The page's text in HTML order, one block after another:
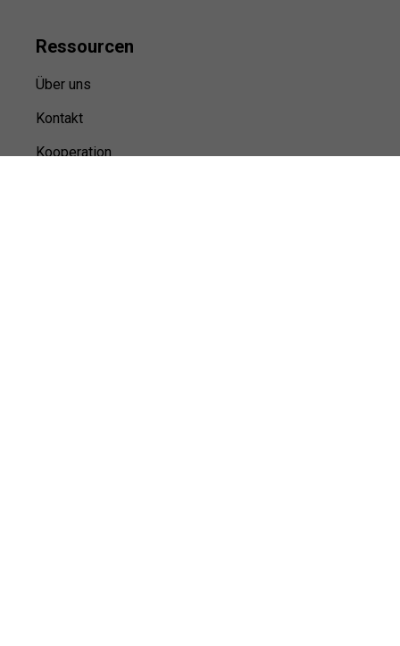
Ressourcen
Über uns
Kontakt
Kooperation